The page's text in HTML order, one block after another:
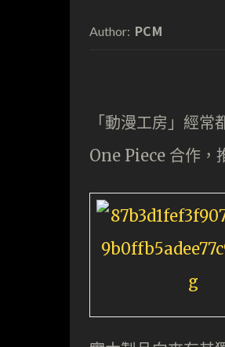
Author: PCM
「動漫工房」經
One Piece 合作